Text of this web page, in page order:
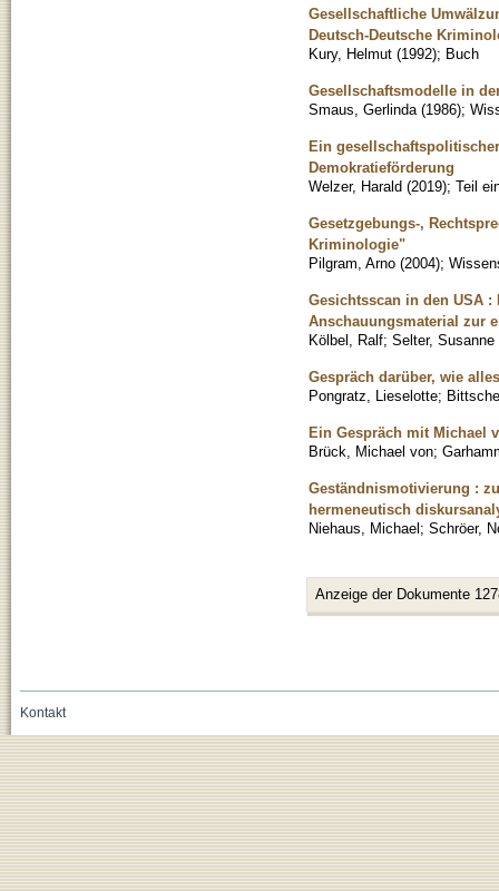
Gesellschaftliche
Deutsch-Deutsche
Kury, Helmut (1992); Buch
Gesellschaftsmodelle in
Smaus, Gerlinda (1986);
Ein
Demokratieförderung
Welzer, Harald (2019); Teil
Gesetzgebungs-,
Kriminologie"
Pilgram, Arno (2004);
Gesichtsscan in den USA
Anschauungsmaterial zur
Kölbel, Ralf; Selter, Susanne
Gespräch darüber, wie
Pongratz, Lieselotte;
Ein Gespräch mit Michael
Brück, Michael von;
Geständnismotivierung :
hermeneutisch
Niehaus, Michael; Schröer,
Anzeige der Dokumente
Kontakt